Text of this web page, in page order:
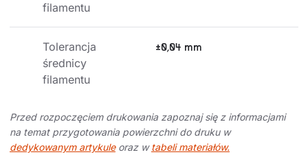
filamentu
Tolerancja
średnicy
filamentu
±0,04 mm
Przed rozpoczęciem drukowania zapoznaj się z informacjami
na temat przygotowania powierzchni do druku w
dedykowanym artykuleoraz wtabeli materiałów.